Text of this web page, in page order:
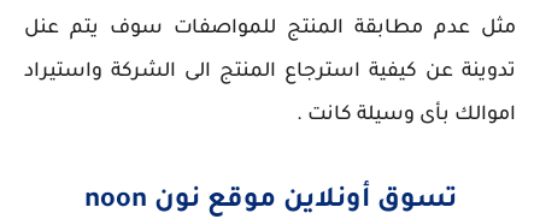
مثل عدم مطابقة المنتج للمواصفات سوف يتم عنل
تدوينة عن كيفية استرجاع المنتج الى الشركة واستيراد
اموالك بأى وسيلة كانت .
تسوق أونلاين موقع نون noon